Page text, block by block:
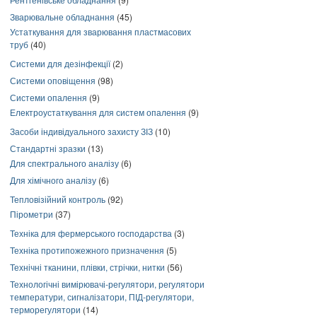
Зварювальне обладнання (45)
Устаткування для зварювання пластмасових
труб (40)
Системи для дезінфекції(2)
Системи оповіщення (98)
Системи опалення (9)
Електроустаткування для систем опалення (9)
Засоби індивідуального захисту ЗІЗ (10)
Стандартні зразки (13)
Для спектрального аналізу (6)
Для хімічного аналізу (6)
Тепловізійний контроль (92)
Пірометри (37)
Техніка для фермерського господарства (3)
Техніка протипожежного призначення (5)
Технічні тканини, плівки, стрічки, нитки (56)
Технологічні вимірювачі-регулятори, регулятори
температури, сигналізатори, ПІД-регулятори,
терморегулятори (14)